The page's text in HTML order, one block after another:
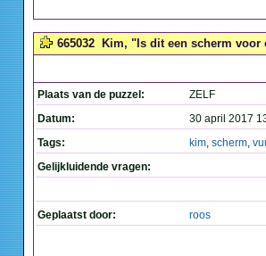
665032 Kim, "Is dit een scherm voor
Plaats van de puzzel:
ZELF
Datum:
30 april 2017
Tags:
kim, scherm,
Gelijkluidende vragen:
Geplaatst door: roos